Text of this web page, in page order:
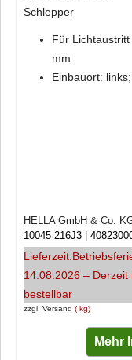
Schlepper
Für
mm
Einbauort:
zzgl. Versand kg
HELLA GmbH & Co.
10045 216J3
Lieferzeit:
14.08.2026 – Derzeit
bestellbar
Mehr